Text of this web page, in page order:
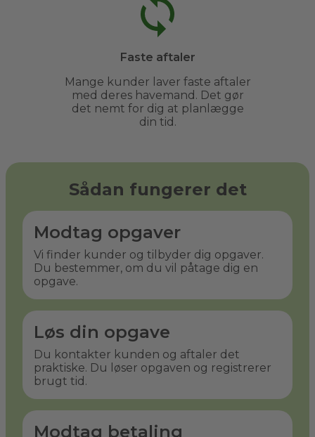
Faste aftaler
Mange kunder laver faste aftaler
med deres havemand. Det gør
det nemt for dig at planlægge
din tid.
Sådan fungerer det
Modtag opgaver
Vi finder kunder og tilbyder dig opgaver.
Du bestemmer, om du vil påtage dig en
opgave.
Løs din opgave
Du kontakter kunden og aftaler det
praktiske. Du løser opgaven og registrerer
brugt tid.
Modtag betaling